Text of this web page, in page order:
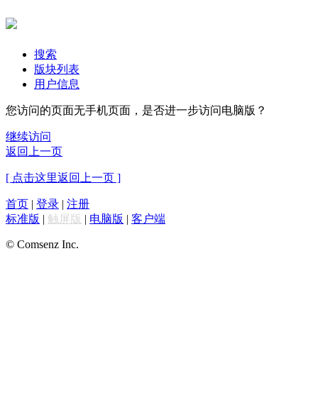
搜索
版块列表
用户信息
您访问的页面无手机页面，是否进一步访问电脑版？
继续访问
返回上一页
[ 点击这里返回上一页 ]
首页 | 登录 | 注册
标准版 | 触屏版 | 电脑版 | 客户端
© Comsenz Inc.